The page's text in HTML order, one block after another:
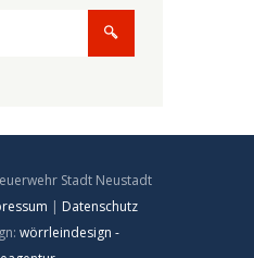
Stadt Neustadt
| Datenschutz
wörrleindesign -